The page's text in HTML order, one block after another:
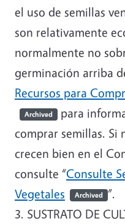
el uso de semillas
son relativamente
normalmente no
germinación arriba
Recursos para
Archived para
comprar semillas. Si
crecen bien en el
consulte “Consulte
Vegetales
Archived ”.
3. SUSTRATO DE